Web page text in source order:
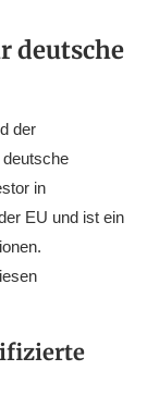
deutsche
der
in
EU und ist ein